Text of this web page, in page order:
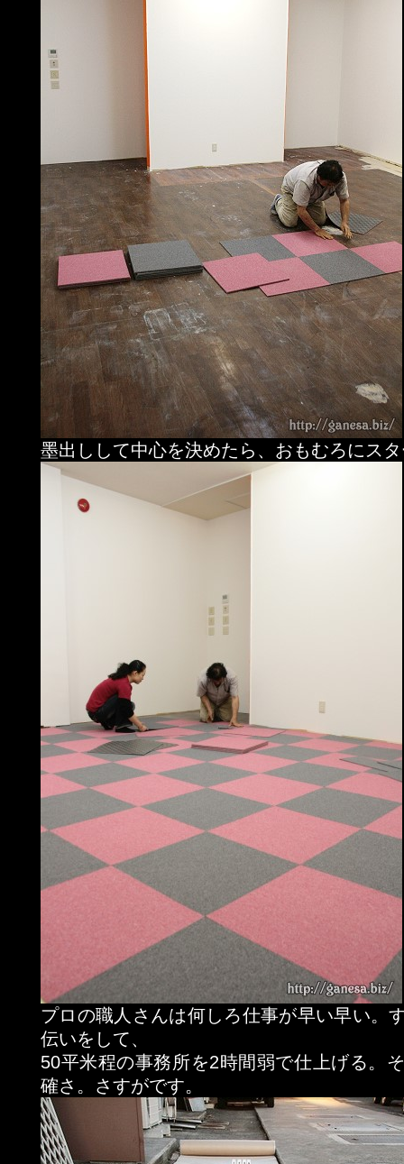
墨出しして中心を決めたら、おもむろにス
プロの職人さんは何しろ仕事が早い早い。
伝いをして、
50平米程の事務所を2時間弱で仕上げる。
確さ。さすがです。